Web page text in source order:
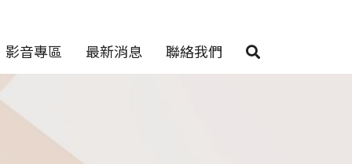
影音專區 最新消息 聯絡我們